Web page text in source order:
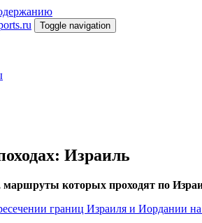
Toggle navigation
Израиль
маршруты которых проходят по
границ Израиля и Иордании на